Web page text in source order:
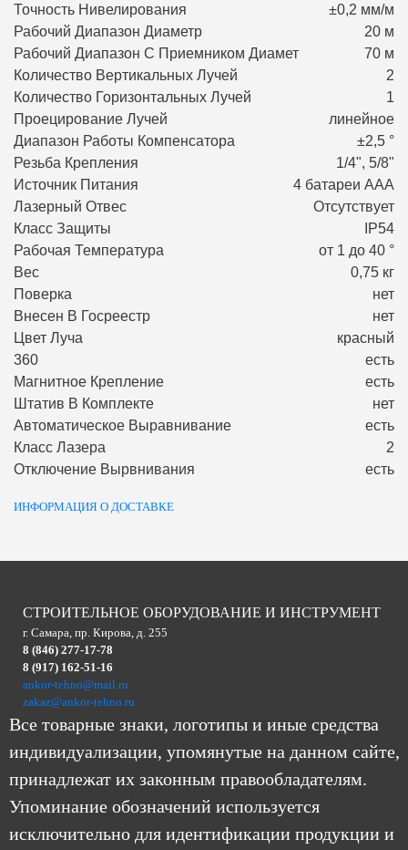
Точность Нивелирования
±0,2 мм/м
Рабочий Диапазон Диаметр
20 м
Рабочий Диапазон С Приемником Диамет
70 м
Количество Вертикальных Лучей
2
Количество Горизонтальных Лучей
1
Проецирование Лучей
линейное
Диапазон Работы Компенсатора
±2,5 °
Резьба Крепления
1/4", 5/8"
Источник Питания
4 батареи ААA
Лазерный Отвес
Отсутствует
Класс Защиты
IP54
Рабочая Температура
от 1 до 40 °
Вес
0,75 кг
Поверка
нет
Внесен В Госреестр
нет
Цвет Луча
красный
360
есть
Магнитное Крепление
есть
Штатив В Комплекте
нет
Автоматическое Выравнивание
есть
Класс Лазера
2
Отключение Вырвнивания
есть
ИНФОРМАЦИЯ О ДОСТАВКЕ
СТРОИТЕЛЬНОЕ ОБОРУДОВАНИЕ И ИНСТРУМЕНТ
г. Самара, пр. Кирова, д. 255
8 (846) 277-17-78
8 (917) 162-51-16
ankor-tehno@mail.ru
zakaz@ankor-tehno.ru
Все товарные знаки, логотипы и иные средства
индивидуализации, упомянутые на данном сайте,
принадлежат их законным правообладателям.
Упоминание обозначений используется
исключительно для идентификации продукции и